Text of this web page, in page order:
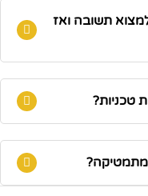
תשובה ואז
טכניות?